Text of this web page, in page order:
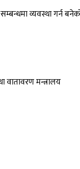
व्यवस्था गर्न
वातावरण मन्त्रालय